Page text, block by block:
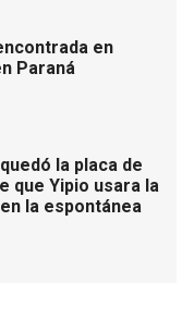
en
Paraná
la placa de
que Yipio usara la
la espontánea